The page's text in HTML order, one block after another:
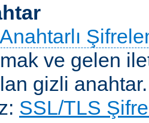
ve gelen
gizli anahtar.
SSL/TLS